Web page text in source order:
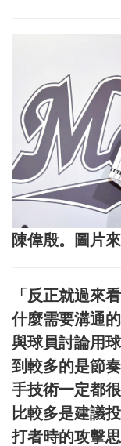
陳偉殷。圖片
「反正就過來
什麼需要溝通
與球員討論用
到較多的是節
手技術一定都
比較多是建議
打者時的攻擊